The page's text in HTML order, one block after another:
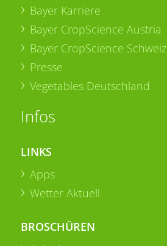
Bayer Karriere
Bayer CropScience Austria
Bayer CropScience Schweiz
Presse
Vegetables Deutschland
Infos
LINKS
Apps
Wetter Aktuell
BROSCHÜREN